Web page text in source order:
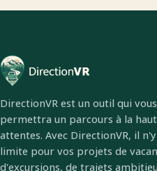
DirectionVR est un outil qui vous
permettra un parcours à la
attentes. Avec DirectionVR, il
limite pour vos projets de
d'excursions, de trajets